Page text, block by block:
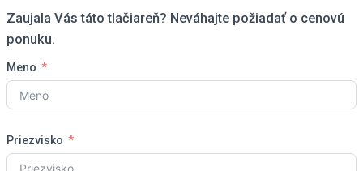
Zaujala Vás táto tlačiareň? Neváhajte požiadať o cenovú
ponuku.
Meno
Priezvisko